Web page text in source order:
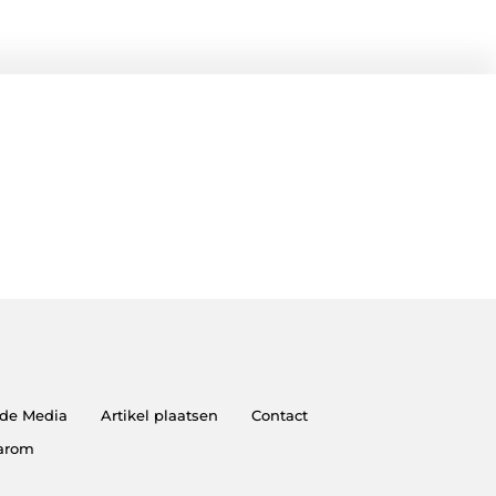
Media Artikel plaatsen
Contact